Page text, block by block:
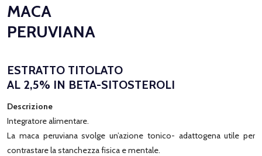
MACA
PERUVIANA
ESTRATTO TITOLATO
AL 2,5% IN BETA-SITOSTEROLI
Descrizione
Integratore alimentare.
La maca peruviana svolge un’azione tonico- adattogena utile per
contrastare la stanchezza fisica e mentale.